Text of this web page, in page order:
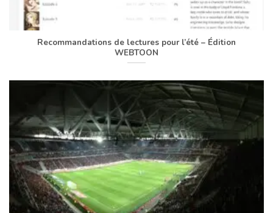
Recommandations de lectures pour l’été – Édition
WEBTOON